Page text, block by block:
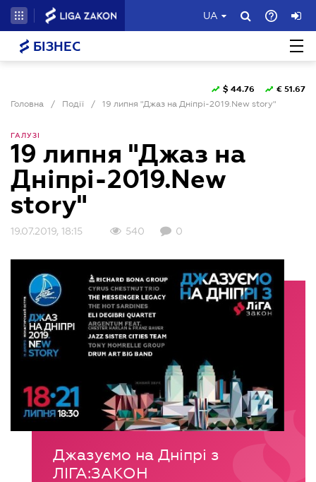
UA
БІЗНЕС
Головна / Події / 19 липня "Джаз на Дніпрі-2019.New story"
$ 44.76 € 51.67
ГАЛУЗІ
19 липня "Джаз на
Дніпрі-2019.New
story"
19.07.2019, 18:15 540 0
Джазуємо на Дніпрі з
ЛІГА:ЗАКОН